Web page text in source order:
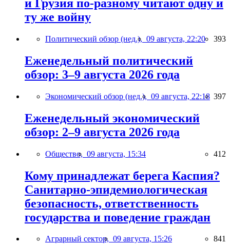
и Грузия по-разному читают одну и
ту же войну
Политический обзор (нед.), 09 августа, 22:20 393
Еженедельный политический
обзор: 3–9 августа 2026 года
Экономический обзор (нед.), 09 августа, 22:18 397
Еженедельный экономический
обзор: 2–9 августа 2026 года
Общество, 09 августа, 15:34 412
Кому принадлежат берега Каспия?
Санитарно-эпидемиологическая
безопасность, ответственность
государства и поведение граждан
Аграрный сектор, 09 августа, 15:26 841